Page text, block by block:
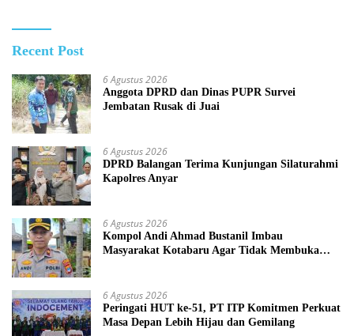
Recent Post
6 Agustus 2026
Anggota DPRD dan Dinas PUPR Survei
Jembatan Rusak di Juai
6 Agustus 2026
DPRD Balangan Terima Kunjungan Silaturahmi
Kapolres Anyar
6 Agustus 2026
Kompol Andi Ahmad Bustanil Imbau
Masyarakat Kotabaru Agar Tidak Membuka
6 Agustus 2026
Peringati HUT ke-51, PT ITP Komitmen Perkuat
Masa Depan Lebih Hijau dan Gemilang